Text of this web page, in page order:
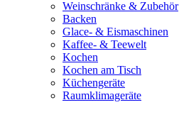
Weinschränke & Zubehör
Backen
Glace- & Eismaschinen
Kaffee- & Teewelt
Kochen
Kochen am Tisch
Küchengeräte
Raumklimageräte